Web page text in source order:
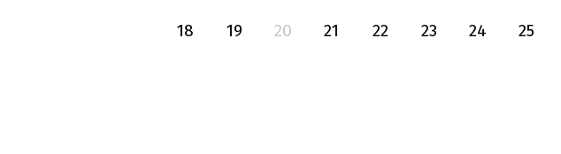
18
19 20 21 22 23 24 25